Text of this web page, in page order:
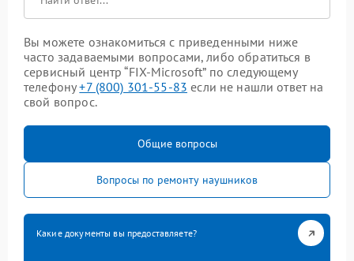
Вы можете ознакомиться с приведенными ниже
часто задаваемыми вопросами, либо обратиться в
сервисный центр “FIX-Microsoft” по следующему
телефону+7 (800) 301-55-83 если не нашли ответ на
свой вопрос.
Общие вопросы
Вопросы по ремонту наушников
Какие документы вы предоставляете?